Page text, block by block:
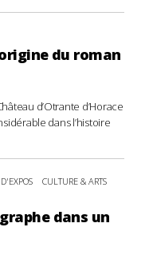
du roman
d’Otrante d’Horace
dans l’histoire
CULTURE & ARTS
dans un